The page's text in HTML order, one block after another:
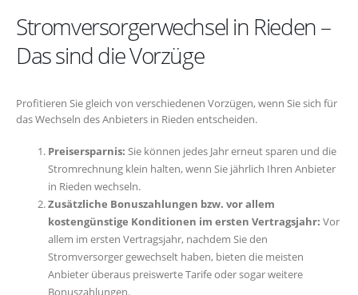
Stromversorgerwechsel in Rieden –
Das sind die Vorzüge
Profitieren Sie gleich von verschiedenen Vorzügen, wenn Sie sich für
das Wechseln des Anbieters in Rieden entscheiden.
Preisersparnis: Sie können jedes Jahr erneut sparen und die
Stromrechnung klein halten, wenn Sie jährlich Ihren Anbieter
in Rieden wechseln.
Zusätzliche Bonuszahlungen bzw. vor allem
kostengünstige Konditionen im ersten Vertragsjahr: Vor
allem im ersten Vertragsjahr, nachdem Sie den
Stromversorger gewechselt haben, bieten die meisten
Anbieter überaus preiswerte Tarife oder sogar weitere
Bonuszahlungen.